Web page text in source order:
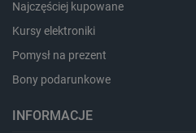
Najczęściej kupowane
Kursy elektroniki
Pomysł na prezent
Bony podarunkowe
INFORMACJE